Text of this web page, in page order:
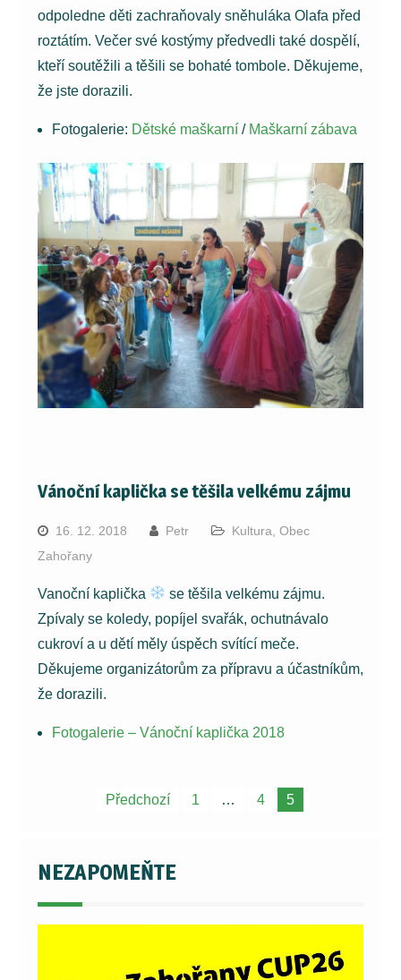
odpoledne děti zachraňovaly sněhuláka Olafa před
roztátím. Večer své kostýmy předvedli také dospělí,
kteří soutěžili a těšili se bohaté tombole. Děkujeme,
že jste dorazili.
Fotogalerie: Dětské maškarní/ Maškarní zábava
Vánoční kaplička se těšila velkému zájmu
16. 12. 2018 Petr Kultura Obec
Zahořany
Vanoční kaplička
se těšila velkému zájmu.
Zpívaly se koledy, popíjel svařák, ochutnávalo
cukroví a u dětí měly úspěch svítící meče.
Děkujeme organizátorům za přípravu a účastníkům,
že dorazili.
Fotogalerie – Vánoční kaplička 2018
NavigacePředchozí 1 … 4 5
NEZAPOMEŇTE